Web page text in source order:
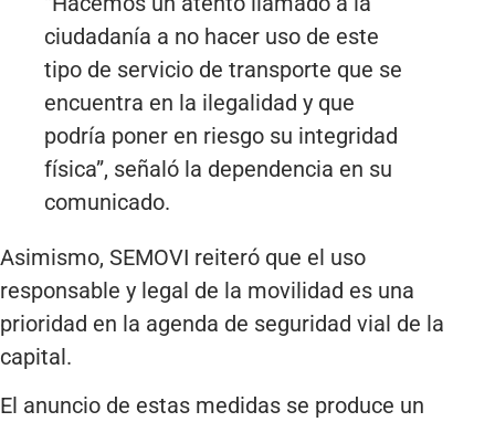
ciudadanía a no hacer uso de este
tipo de servicio de transporte que se
encuentra en la ilegalidad y que
podría poner en riesgo su integridad
física”, señaló la dependencia en su
comunicado.
Asimismo, SEMOVI reiteró que el uso
responsable y legal de la movilidad es una
prioridad en la agenda de seguridad vial de la
capital.
El anuncio de estas medidas se produce un